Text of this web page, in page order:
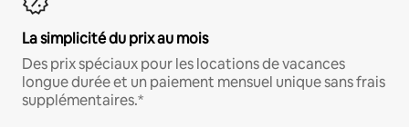
La simplicité du prix au mois
Des prix spéciaux pour les locations de vacances
longue durée et un paiement mensuel unique sans frais
supplémentaires.*